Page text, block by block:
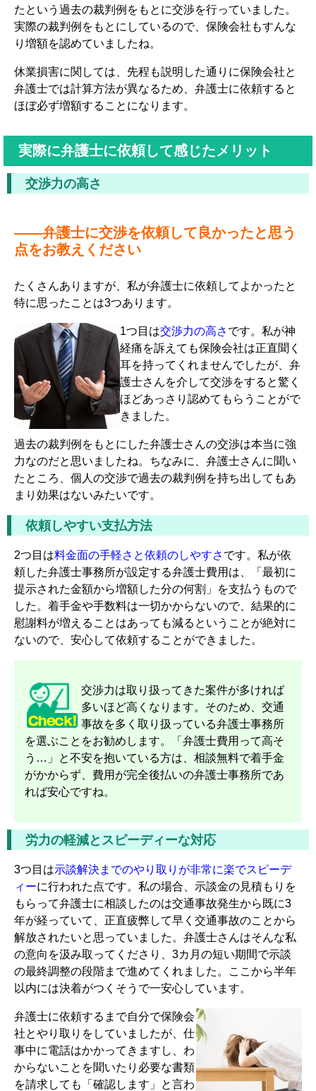
たという過去の裁判例をもとに交渉を行っていました。
実際の裁判例をもとにしているので、保険会社もすんな
り増額を認めていましたね。
休業損害に関しては、先程も説明した通りに保険会社と
弁護士では計算方法が異なるため、弁護士に依頼すると
ほぼ必ず増額することになります。
実際に弁護士に依頼して感じたメリット
交渉力の高さ
――弁護士に交渉を依頼して良かったと思う
点をお教えください
たくさんありますが、私が弁護士に依頼してよかったと
特に思ったことは3つあります。
1つ目は交渉力の高さ です。私が神
経痛を訴えても保険会社は正直聞く
耳を持ってくれませんでしたが、弁
護士さんを介して交渉をすると驚く
ほどあっさり認めてもらうことがで
きました。
過去の裁判例をもとにした弁護士さんの交渉は本当に強
力なのだと思いましたね。ちなみに、弁護士さんに聞い
たところ、個人の交渉で過去の裁判例を持ち出してもあ
まり効果はないみたいです。
依頼しやすい支払方法
2つ目は料金面の手軽さと依頼のしやすさ です。私が依
頼した弁護士事務所が設定する弁護士費用は、「最初に
提示された金額から増額した分の何割」を支払うもので
した。着手金や手数料は一切かからないので、結果的に
慰謝料が増えることはあっても減るということが絶対に
ないので、安心して依頼することができました。
交渉力は取り扱ってきた案件が多ければ
多いほど高くなります。そのため、交通
事故を多く取り扱っている弁護士事務所
を選ぶことをお勧めします。「弁護士費用って高そ
う…」と不安を抱いている方は、相談無料で着手金
がかからず、費用が完全後払いの弁護士事務所であ
れば安心ですね。
労力の軽減とスピーディーな対応
3つ目は示談解決までのやり取りが非常に楽でスピーデ
ィーに行われた点です。私の場合、示談金の見積もりを
もらって弁護士に相談したのは交通事故発生から既に3
年が経っていて、正直疲弊して早く交通事故のことから
解放されたいと思っていました。弁護士さんはそんな私
の意向を汲み取ってくださり、3カ月の短い期間で示談
の最終調整の段階まで進めてくれました。ここから半年
以内には決着がつくそうで一安心しています。
弁護士に依頼するまで自分で保険会
社とやり取りをしていましたが、仕
事中に電話はかかってきますし、わ
からないことを聞いたり必要な書類
を請求しても「確認します」と言わ